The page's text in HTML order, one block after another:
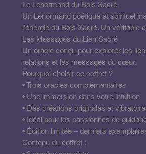
Le Lenormand du Bois Sacré
Un Lenormand poétique et spirituel
l’énergie du Bois Sacré. Un véritable
Les Messages du Lien Sacré
Un oracle conçu pour explorer les
relations et les messages du cœur.
Pourquoi choisir ce coffret ?
• Trois oracles complémentaires
• Une immersion dans votre intuition
• Des créations originales et
• Idéal pour les passionnés de
• Édition limitée – derniers
Contenu du coffret :